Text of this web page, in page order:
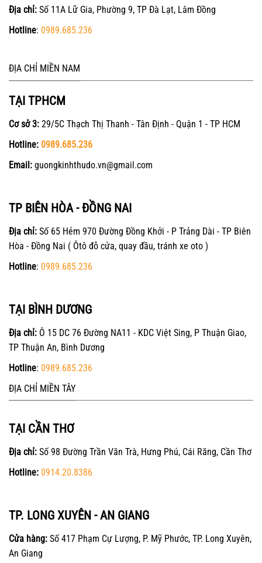
Địa chỉ: Số 11A Lữ Gia, Phường 9, TP Đà Lạt, Lâm Đồng
Hotline: 0989.685.236
ĐỊA CHỈ MIỀN NAM
TẠI TPHCM
Cơ sở 3: 29/5C Thạch Thị Thanh - Tân Định - Quận 1 - TP HCM
Hotline: 0989.685.236
Email: guongkinhthudo.vn@gmail.com
TP BIÊN HÒA - ĐỒNG NAI
Địa chỉ: Số 65 Hẻm 970 Đường Đồng Khởi - P Trảng Dài - TP Biên
Hòa - Đồng Nai ( Ôtô đỗ cửa, quay đầu, tránh xe oto )
Hotline: 0989.685.236
TẠI BÌNH DƯƠNG
Địa chỉ: Ô 15 DC 76 Đường NA11 - KDC Việt Sing, P Thuận Giao,
TP Thuận An, Bình Dương
Hotline: 0989.685.236
ĐỊA CHỈ MIỀN TÂY
TẠI CẦN THƠ
Địa chỉ: Số 98 Đường Trần Văn Trà, Hưng Phú, Cái Răng, Cần Thơ
Hotline: 0914.20.8386
TP. LONG XUYÊN - AN GIANG
Cửa hàng: Số 417 Phạm Cự Lượng, P. Mỹ Phước, TP. Long Xuyên,
An Giang